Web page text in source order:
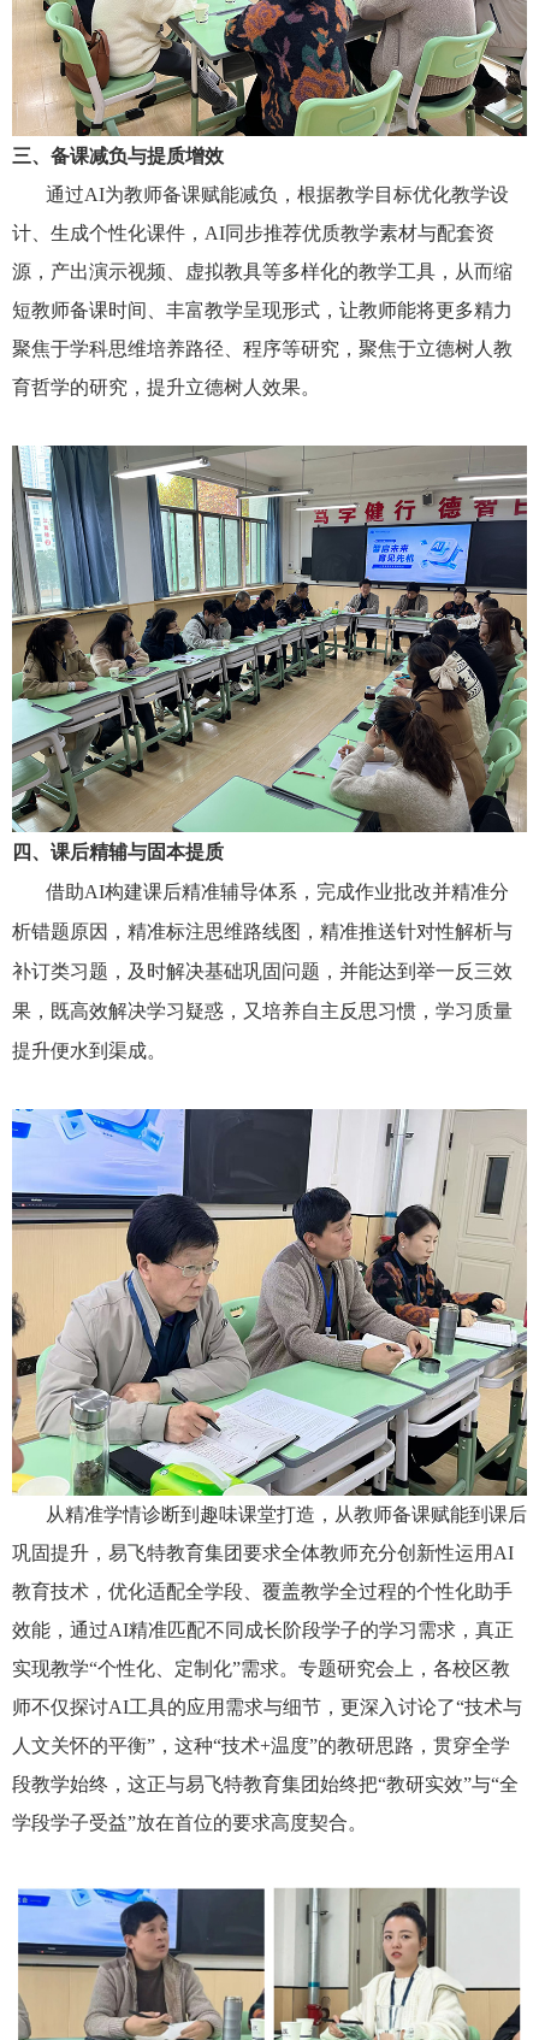
三、备课减负与提质增效
通过AI为教师备课赋能减负，根据教学目标优化教学设
计、生成个性化课件，AI同步推荐优质教学素材与配套资
源，产出演示视频、虚拟教具等多样化的教学工具，从而缩
短教师备课时间、丰富教学呈现形式，让教师能将更多精力
聚焦于学科思维培养路径、程序等研究，聚焦于立德树人教
育哲学的研究，提升立德树人效果。
四、课后精辅与固本提质
借助AI构建课后精准辅导体系，完成作业批改并精准分
析错题原因，精准标注思维路线图，精准推送针对性解析与
补订类习题，及时解决基础巩固问题，并能达到举一反三效
果，既高效解决学习疑惑，又培养自主反思习惯，学习质量
提升便水到渠成。
从精准学情诊断到趣味课堂打造，从教师备课赋能到课后
巩固提升，易飞特教育集团要求全体教师充分创新性运用AI
教育技术，优化适配全学段、覆盖教学全过程的个性化助手
效能，通过AI精准匹配不同成长阶段学子的学习需求，真正
实现教学“个性化、定制化”需求。专题研究会上，各校区教
师不仅探讨AI工具的应用需求与细节，更深入讨论了“技术与
人文关怀的平衡”，这种“技术+温度”的教研思路，贯穿全学
段教学始终，这正与易飞特教育集团始终把“教研实效”与“全
学段学子受益”放在首位的要求高度契合。